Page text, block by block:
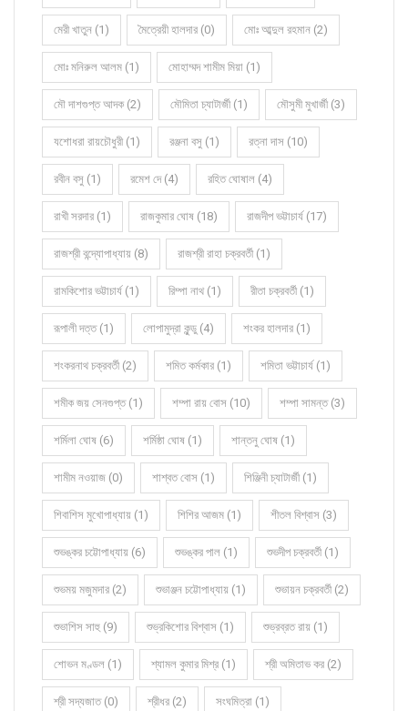
মেরী খাতুন (1) মৈত্রেয়ী হালদার (0) মোঃ আব্দুল রহমান (2)
মোঃ মনিরুল আলম (1) মোহাম্মদ শামীম মিয়া (1)
মৌ দাশগুপ্ত আদক (2) মৌমিতা চ্যাটার্জী (1) মৌসুমী মুখার্জী (3)
যশোধরা রায়চৌধুরী (1) রঞ্জনা বসু (1) রত্না দাস (10)
রবীন বসু (1) রমেশ দে (4) রহিত ঘোষাল (4)
রাখী সরদার (1) রাজকুমার ঘোষ (18) রাজদীপ ভট্টাচার্য (17)
রাজশ্রী বন্দ্যোপাধ্যায় (8) রাজশ্রী রাহা চক্রবর্তী (1)
রামকিশোর ভট্টাচার্য (1) রিম্পা নাথ (1) রীতা চক্রবর্তী (1)
রূপালী দত্ত (1) লোপামুদ্রা কুন্ডু (4) শংকর হালদার (1)
শংকরনাথ চক্রবর্তী (2) শমিত কর্মকার (1) শমিতা ভট্টাচার্য (1)
শমীক জয় সেনগুপ্ত (1) শম্পা রায় বোস (10) শম্পা সামন্ত (3)
শর্মিলা ঘোষ (6) শর্মিষ্ঠা ঘোষ (1) শান্তনু ঘোষ (1)
শামীম নওয়াজ (0) শাশ্বত বোস (1) শিঞ্জিনী চ্যাটার্জী (1)
শিবাশিস মুখোপাধ্যায় (1) শিশির আজম (1) শীতল বিশ্বাস (3)
শুভঙ্কর চট্টোপাধ্যায় (6) শুভঙ্কর পাল (1) শুভদীপ চক্রবর্তী (1)
শুভময় মজুমদার (2) শুভাঞ্জন চট্টোপাধ্যায় (1) শুভায়ন চক্রবর্তী (2)
শুভাশিস সাহু (9) শুভ্রকিশোর বিশ্বাস (1) শুভ্রব্রত রায় (1)
শোভন মণ্ডল (1) শ্যামল কুমার মিশ্র (1) শ্রী অমিতাভ কর (2)
শ্রী সদ্যজাত (0) শ্রীধর (2) সংঘমিত্রা (1)